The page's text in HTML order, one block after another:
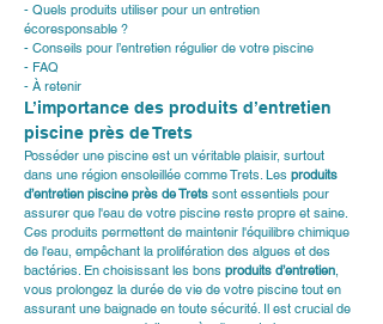
- Quels produits utiliser pour un entretien
écoresponsable ?
- Conseils pour l’entretien régulier de votre piscine
- FAQ
- À retenir
L’importance des produits d’entretien
piscine près de Trets
Posséder une piscine est un véritable plaisir, surtout
dans une région ensoleillée comme Trets. Les produits
d’entretien piscine près de Trets sont essentiels pour
assurer que l'eau de votre piscine reste propre et saine.
Ces produits permettent de maintenir l'équilibre chimique
de l'eau, empêchant la prolifération des algues et des
bactéries. En choisissant les bons produits d’entretien,
vous prolongez la durée de vie de votre piscine tout en
assurant une baignade en toute sécurité. Il est crucial de